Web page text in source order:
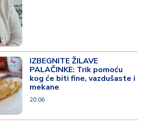
IZBEGNITE ŽILAVE
PALAČINKE: Trik pomoću
kog će biti fine, vazdušaste i
mekane
20:06